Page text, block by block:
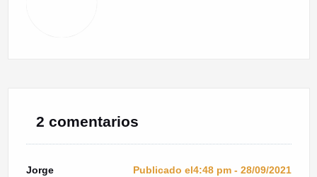
2 comentarios
Jorge Publicado el4:48 pm - 28/09/2021